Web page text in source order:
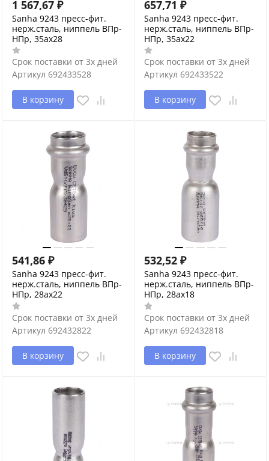
1 567,67 ₽
Sanha 9243 пресс-фит.
нерж.сталь, ниппель ВПр-
НПр, 35ax28
Срок поставки от 3х дней
Артикул 692433528
В корзину
657,71 ₽
Sanha 9243 пресс-фит.
нерж.сталь, ниппель ВПр-
НПр, 35ax22
Срок поставки от 3х дней
Артикул 692433522
В корзину
541,86 ₽
Sanha 9243 пресс-фит.
нерж.сталь, ниппель ВПр-
НПр, 28ax22
Срок поставки от 3х дней
Артикул 692432822
В корзину
532,52 ₽
Sanha 9243 пресс-фит.
нерж.сталь, ниппель ВПр-
НПр, 28ax18
Срок поставки от 3х дней
Артикул 692432818
В корзину